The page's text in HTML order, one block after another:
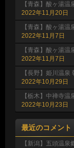
【青森】酸ヶ湯
2022年11月20日
【青森】酸ヶ湯
2022年11月7日
【青森】酸ヶ湯
2022年11月7日
【長野】姫川温
2022年10月29日
【栃木】中禅寺
2022年10月23日
最近のコメント
【新潟】五頭温